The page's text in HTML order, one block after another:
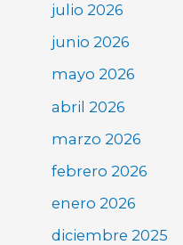
julio 2026
junio 2026
mayo 2026
abril 2026
marzo 2026
febrero 2026
enero 2026
diciembre 2025